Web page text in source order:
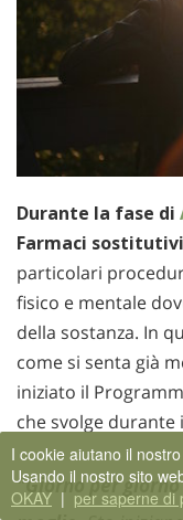
Durante la fase di
Farmaci
particolari
fisico e mentale
della sostanza. In
come si senta già
iniziato il
che svolge durante
"Giorno per
I cookie aiutano il
Usando il nostro sito
OKAY | per saperne di